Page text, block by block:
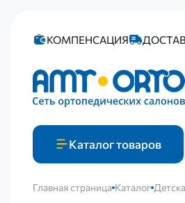
КОМПЕНСАЦИЯ
Каталогтоваров
Главная страница Каталог